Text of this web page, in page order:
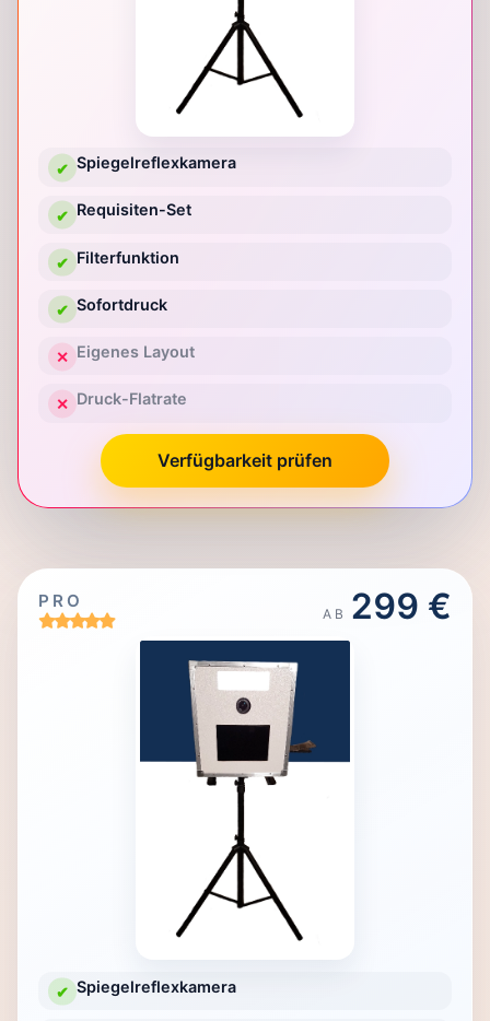
✔ Spiegelreflexkamera
✔ Requisiten-Set
✔ Filterfunktion
✔ Sofortdruck
✕ Eigenes Layout
✕ Druck-Flatrate
Verfügbarkeit prüfen
PRO
AB 299 €
✔ Spiegelreflexkamera